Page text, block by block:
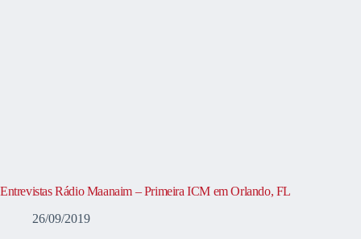
Entrevistas Rádio Maanaim – Primeira ICM em Orlando, FL
26/09/2019